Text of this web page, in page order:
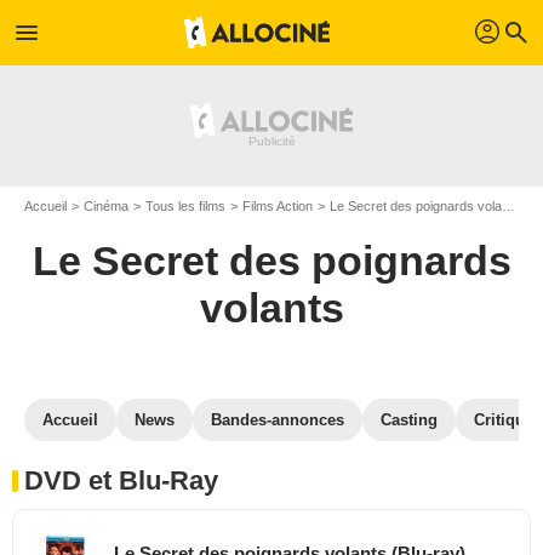
menu profil search
Accueil Cinéma Tous les films Films Action Le Secret des poignards volants
Le Secret des poignards
volants
Accueil News Bandes-annonces Casting
DVD et Blu-Ray